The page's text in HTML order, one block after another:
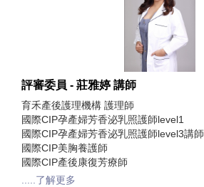
評審委員 - 莊雅婷 講師
育禾產後護理機構 護理師
國際CIP孕產婦芳香泌乳照護師level1
國際CIP孕產婦芳香泌乳照護師level3講師
國際CIP美胸養護師
國際CIP產後康復芳療師
.....了解更多